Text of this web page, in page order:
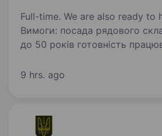
Full-time. We are also ready to
Вимоги: посада рядового складу вік від 18
до 50 років готовність працювати в зоні
бойового досвіду буде перевагою
9 hrs. ago